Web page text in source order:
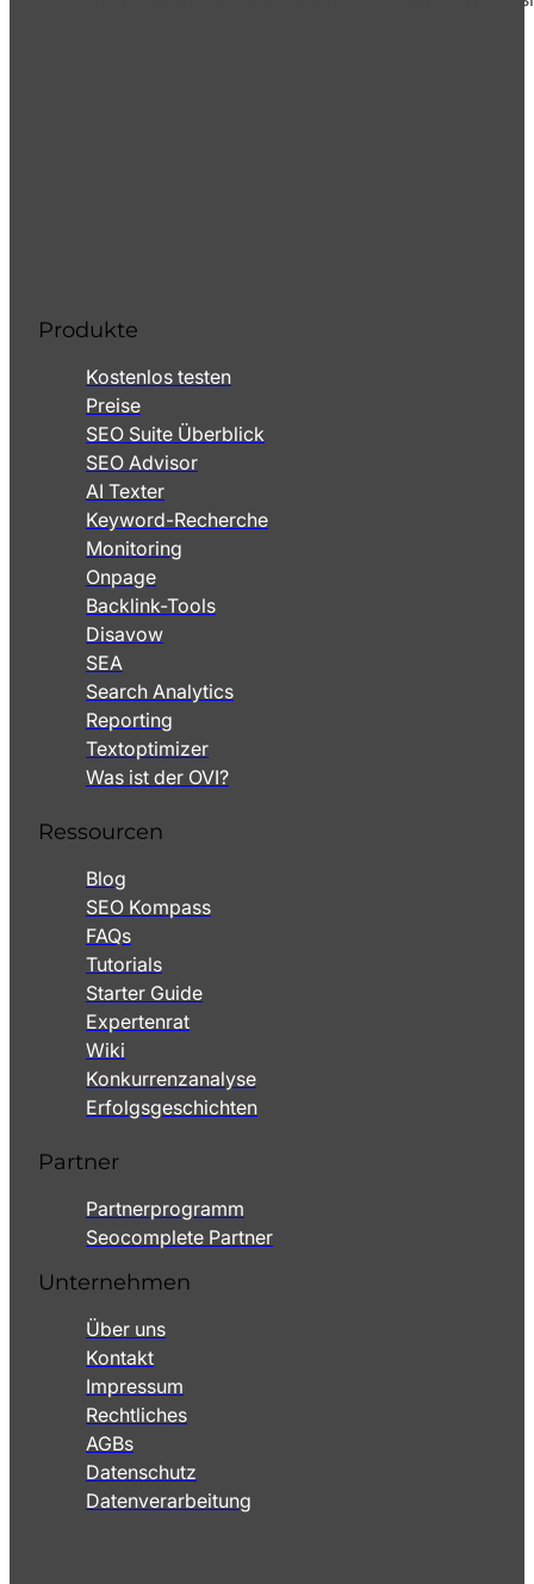
Produkte
Kostenlos testen
Preise
SEO Suite Überblick
SEO Advisor
AI Texter
Keyword-Recherche
Monitoring
Onpage
Backlink-Tools
Disavow
SEA
Search Analytics
Reporting
Textoptimizer
Was ist der OVI?
Ressourcen
Blog
SEO Kompass
FAQs
Tutorials
Starter Guide
Expertenrat
Wiki
Konkurrenzanalyse
Erfolgsgeschichten
Partner
Partnerprogramm
Seocomplete Partner
Unternehmen
Über uns
Kontakt
Impressum
Rechtliches
AGBs
Datenschutz
Datenverarbeitung